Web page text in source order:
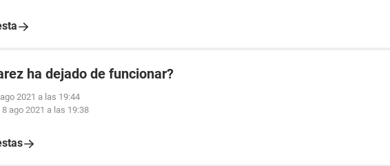
ha dejado de funcionar?
2021 a las 19:44
8 ago 2021 a las 19:38